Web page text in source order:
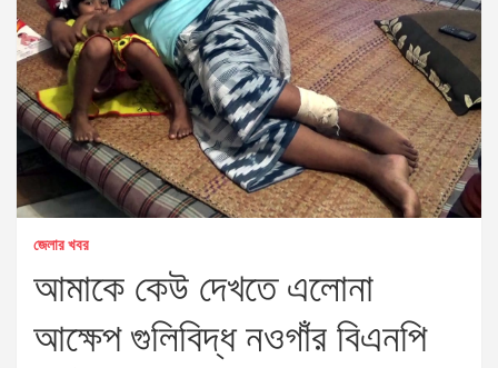
জেলার খবর
আমাকে কেউ দেখতে এলোনা
আক্ষেপ গুলিবিদ্ধ নওগাঁর বিএনপি